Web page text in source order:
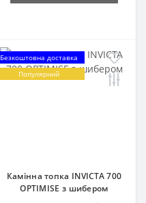
Безкоштовна доставка
Популярний
Камінна топка INVICTA 700
OPTIMISE з шибером